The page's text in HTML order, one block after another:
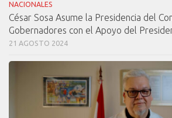
NACIONALES
César Sosa Asume la Presidencia del
Gobernadores con el Apoyo del
21 AGOSTO 2024